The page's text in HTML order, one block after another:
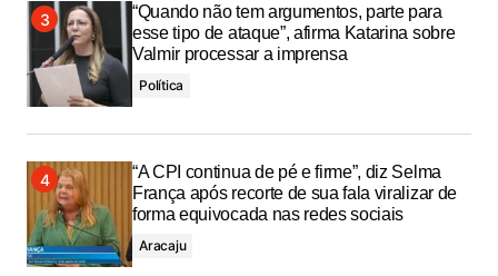
“Quando não tem argumentos, parte para
esse tipo de ataque”, afirma Katarina sobre
Valmir processar a imprensa
Política
“A CPI continua de pé e firme”, diz Selma
França após recorte de sua fala viralizar de
forma equivocada nas redes sociais
Aracaju